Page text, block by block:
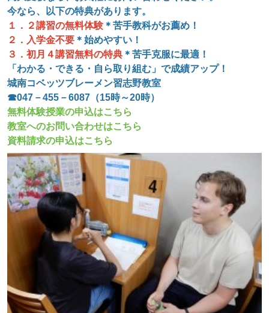
今なら、以下の特典があります。
１．２講習の無料体験 ＊苦手教科がお薦め！
２．入学金不要 ＊始めやすい！
３．初月４講習無料の特典 ＊ 苦手克服に最適！
「わかる・できる・自ら取り組む」で成績アップ！
城南コベッツブレーメン習志野教室
☎047－455－6087（15時～20時）
無料体験授業の申込はこちら
教室へのお問い合わせはこちら
資料請求の申込はこちら